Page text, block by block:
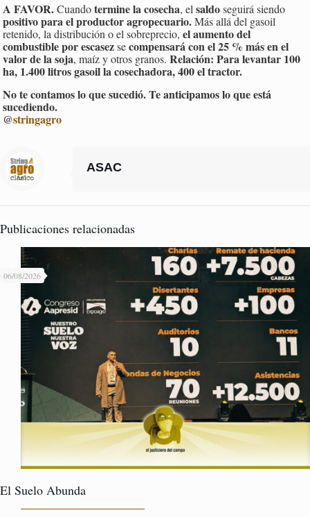
A FAVOR.Cuandotermine la cosecha, elsaldoseguirá siendo
positivo para el productor agropecuario.Más allá del gasoil
retenido, la distribución o el sobreprecio,el aumento del
combustible por escasezsecompensará con el 25 % más en el
valor de la soja, maíz y otros granos.Relación: Para levantar 100
ha, 1.400 litros gasoil la cosechadora, 400 el tractor.
No te contamos lo que sucedió. Te anticipamos lo que está
sucediendo.
@stringagro
ASAC
Publicaciones relacionadas
06/08/2026
El Suelo Abunda